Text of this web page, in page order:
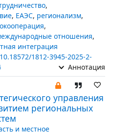
,
, ЕАЭС, регионализм,
,
отношения,
интеграция
10.18572/1812-3945-2025-2-
Аннотация
управления
региональных
и местное